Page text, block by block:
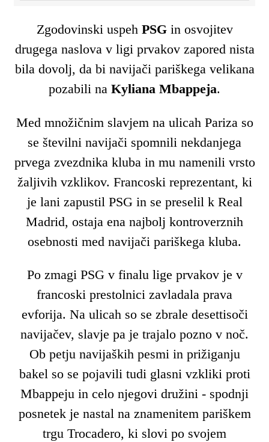
Zgodovinski uspeh PSGin osvojitev
drugega naslova v ligi prvakov zapored nista
bila dovolj, da bi navijači pariškega velikana
pozabili na Kyliana Mbappeja.
Med množičnim slavjem na ulicah Pariza so
se številni navijači spomnili nekdanjega
prvega zvezdnika kluba in mu namenili vrsto
žaljivih vzklikov. Francoski reprezentant, ki
je lani zapustil PSG in se preselil k Real
Madrid, ostaja ena najbolj kontroverznih
osebnosti med navijači pariškega kluba.
Po zmagi PSG v finalu lige prvakov je v
francoski prestolnici zavladala prava
evforija. Na ulicah so se zbrale desettisoči
navijačev, slavje pa je trajalo pozno v noč.
Ob petju navijaških pesmi in prižiganju
bakel so se pojavili tudi glasni vzkliki proti
Mbappeju in celo njegovi družini - spodnji
posnetek je nastal na znamenitem pariškem
trgu Trocadero, ki slovi po svojem